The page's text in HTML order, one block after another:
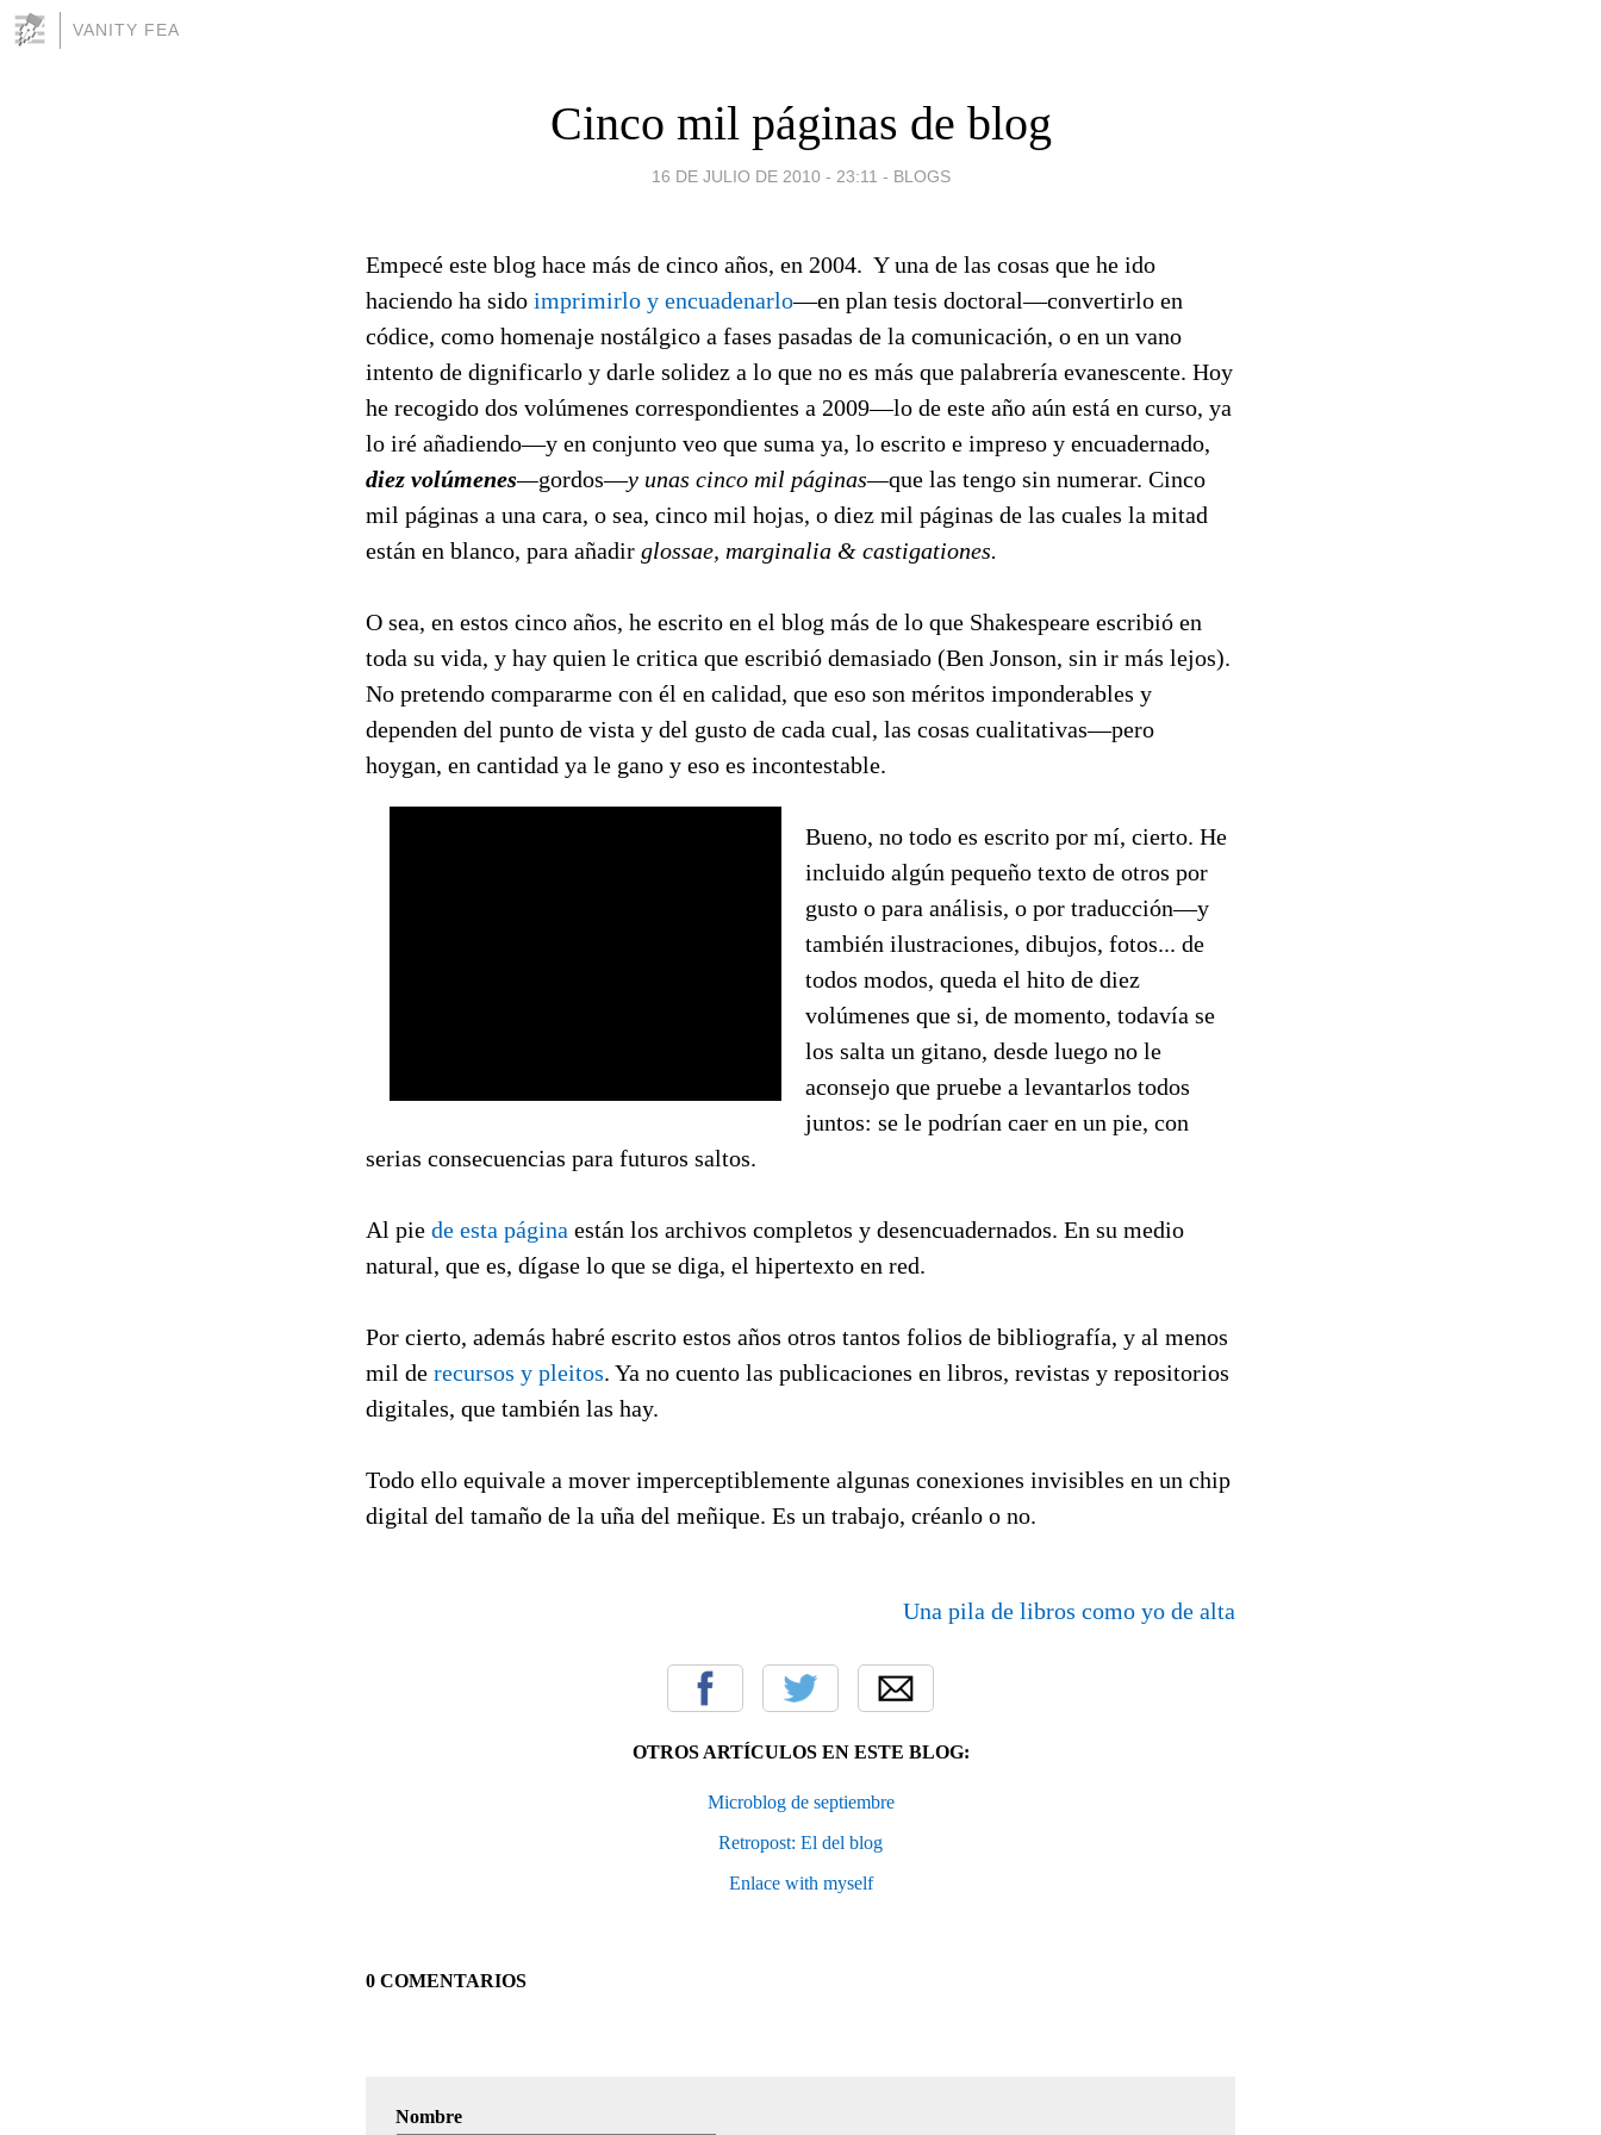
VANITY FEA
Cinco mil páginas de blog
16 DE JULIO DE 2010 - 23:11 - BLOGS
Empecé este blog hace más de cinco años, en 2004. Y una de las cosas que he ido
haciendo ha sido imprimirlo y encuadenarlo—en plan tesis doctoral—convertirlo en
códice, como homenaje nostálgico a fases pasadas de la comunicación, o en un vano
intento de dignificarlo y darle solidez a lo que no es más que palabrería evanescente. Hoy
he recogido dos volúmenes correspondientes a 2009—lo de este año aún está en curso, ya
lo iré añadiendo—y en conjunto veo que suma ya, lo escrito e impreso y encuadernado,
diez volúmenes—gordos—y unas cinco mil páginas—que las tengo sin numerar. Cinco
mil páginas a una cara, o sea, cinco mil hojas, o diez mil páginas de las cuales la mitad
están en blanco, para añadir glossae, marginalia & castigationes.
O sea, en estos cinco años, he escrito en el blog más de lo que Shakespeare escribió en
toda su vida, y hay quien le critica que escribió demasiado (Ben Jonson, sin ir más lejos).
No pretendo compararme con él en calidad, que eso son méritos imponderables y
dependen del punto de vista y del gusto de cada cual, las cosas cualitativas—pero
hoygan, en cantidad ya le gano y eso es incontestable.
Bueno, no todo es escrito por mí, cierto. He
incluido algún pequeño texto de otros por
gusto o para análisis, o por traducción—y
también ilustraciones, dibujos, fotos... de
todos modos, queda el hito de diez
volúmenes que si, de momento, todavía se
los salta un gitano, desde luego no le
aconsejo que pruebe a levantarlos todos
juntos: se le podrían caer en un pie, con
serias consecuencias para futuros saltos.
Al pie de esta página están los archivos completos y desencuadernados. En su medio
natural, que es, dígase lo que se diga, el hipertexto en red.
Por cierto, además habré escrito estos años otros tantos folios de bibliografía, y al menos
mil de recursos y pleitos. Ya no cuento las publicaciones en libros, revistas y repositorios
digitales, que también las hay.
Todo ello equivale a mover imperceptiblemente algunas conexiones invisibles en un chip
digital del tamaño de la uña del meñique. Es un trabajo, créanlo o no.
Una pila de libros como yo de alta
OTROS ARTÍCULOS EN ESTE BLOG:
Microblog de septiembre
Retropost: El del blog
Enlace with myself
0 COMENTARIOS
Nombre